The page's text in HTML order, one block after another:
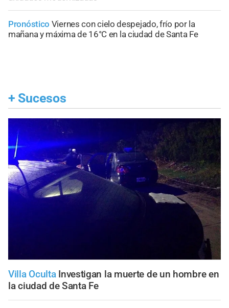
Pronóstico Viernes con cielo despejado, frío por la
mañana y máxima de 16°C en la ciudad de Santa Fe
+ Sucesos
Villa Oculta Investigan la muerte de un hombre en
la ciudad de Santa Fe